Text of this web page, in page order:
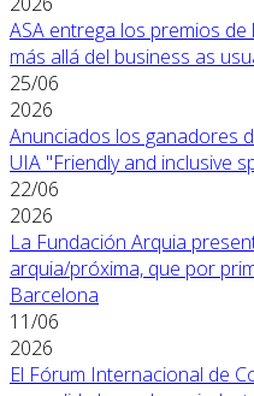
ASA entrega los premios
más allá del business as
25/06
2026
Anunciados los ganadores
UIA "Friendly and inclusive
22/06
2026
La Fundación Arquia
arquia/próxima, que por
Barcelona
11/06
2026
El Fórum Internacional de